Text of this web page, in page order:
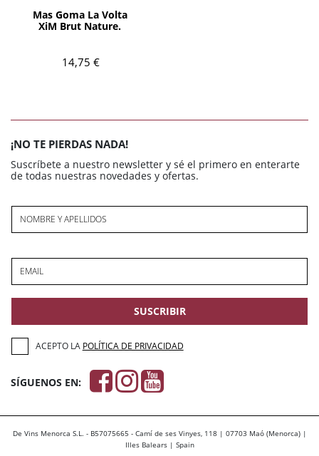
Mas Goma La Volta
XiM Brut Nature.
14,75 €
¡NO TE PIERDAS NADA!
Suscríbete a nuestro newsletter y sé el primero en enterarte
de todas nuestras novedades y ofertas.
NOMBRE Y APELLIDOS
EMAIL
SUSCRIBIR
ACEPTO LA POLÍTICA DE PRIVACIDAD
SÍGUENOS EN:
De Vins Menorca S.L. - B57075665 - Camí de ses Vinyes, 118 | 07703 Maó (Menorca) |
Illes Balears | Spain